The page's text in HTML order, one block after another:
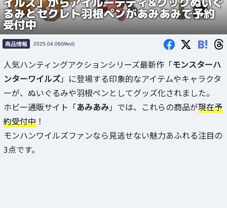
るみとセクレト羽根ペンがあみあみで予約
受付中
商品情報 2025.04.09(Wed) B!
人気ハンティングアクションシリーズ最新作「モンスターハ
ンターワイルズ」に登場する印象的なアイテムやキャラクタ
ーが、ぬいぐるみや羽根ペンとしてグッズ化されました。
ホビー通販サイト「あみあみ」では、これらの商品が現在予
約受付中 ！
モンハンワイルズファンなら見逃せない魅力あふれる注目の
3点です。